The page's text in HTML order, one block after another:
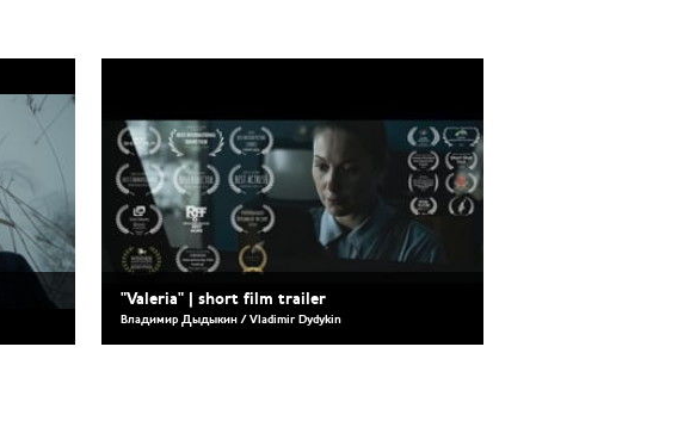
"Valeria" | short film trailer
Владимир Дыдыкин / Vladimir Dydykin